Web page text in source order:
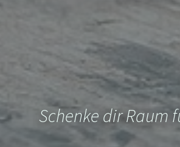
Schenke dir Raum